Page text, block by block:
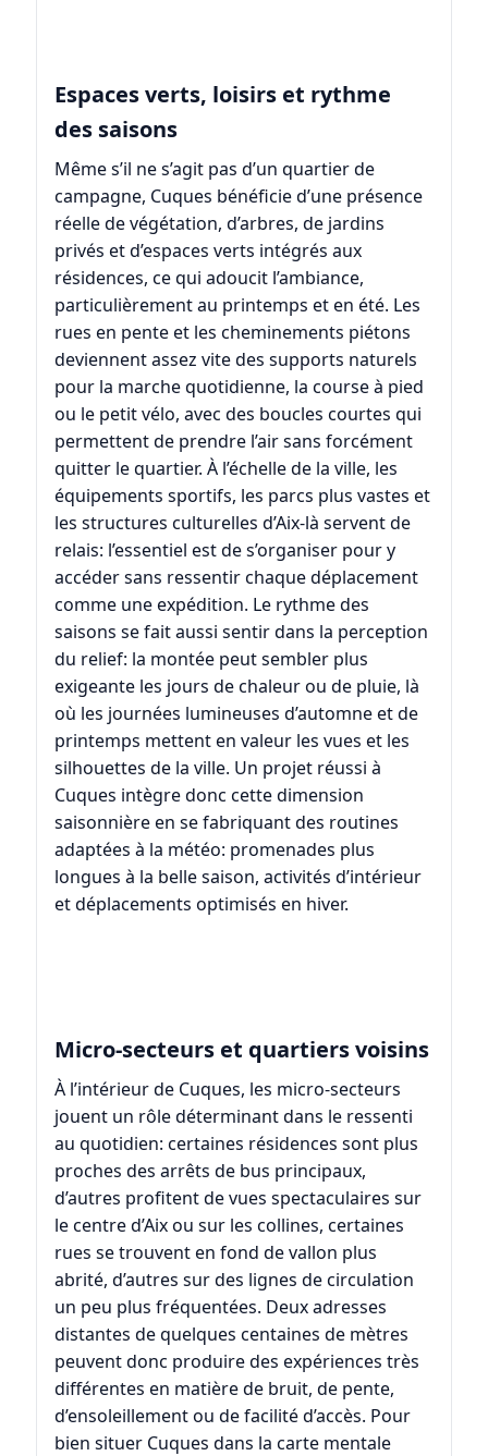
Espaces verts, loisirs et rythme
des saisons
Même s’il ne s’agit pas d’un quartier de
campagne, Cuques bénéficie d’une présence
réelle de végétation, d’arbres, de jardins
privés et d’espaces verts intégrés aux
résidences, ce qui adoucit l’ambiance,
particulièrement au printemps et en été. Les
rues en pente et les cheminements piétons
deviennent assez vite des supports naturels
pour la marche quotidienne, la course à pied
ou le petit vélo, avec des boucles courtes qui
permettent de prendre l’air sans forcément
quitter le quartier. À l’échelle de la ville, les
équipements sportifs, les parcs plus vastes et
les structures culturelles d’Aix-là servent de
relais: l’essentiel est de s’organiser pour y
accéder sans ressentir chaque déplacement
comme une expédition. Le rythme des
saisons se fait aussi sentir dans la perception
du relief: la montée peut sembler plus
exigeante les jours de chaleur ou de pluie, là
où les journées lumineuses d’automne et de
printemps mettent en valeur les vues et les
silhouettes de la ville. Un projet réussi à
Cuques intègre donc cette dimension
saisonnière en se fabriquant des routines
adaptées à la météo: promenades plus
longues à la belle saison, activités d’intérieur
et déplacements optimisés en hiver.
Micro-secteurs et quartiers voisins
À l’intérieur de Cuques, les micro-secteurs
jouent un rôle déterminant dans le ressenti
au quotidien: certaines résidences sont plus
proches des arrêts de bus principaux,
d’autres profitent de vues spectaculaires sur
le centre d’Aix ou sur les collines, certaines
rues se trouvent en fond de vallon plus
abrité, d’autres sur des lignes de circulation
un peu plus fréquentées. Deux adresses
distantes de quelques centaines de mètres
peuvent donc produire des expériences très
différentes en matière de bruit, de pente,
d’ensoleillement ou de facilité d’accès. Pour
bien situer Cuques dans la carte mentale